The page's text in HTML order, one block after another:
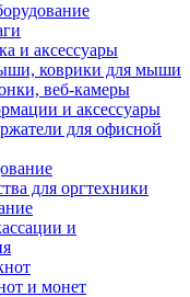
и аксессуары
коврики для мыши
веб-камеры
и аксессуары
для офисной
для оргтехники
и
и монет